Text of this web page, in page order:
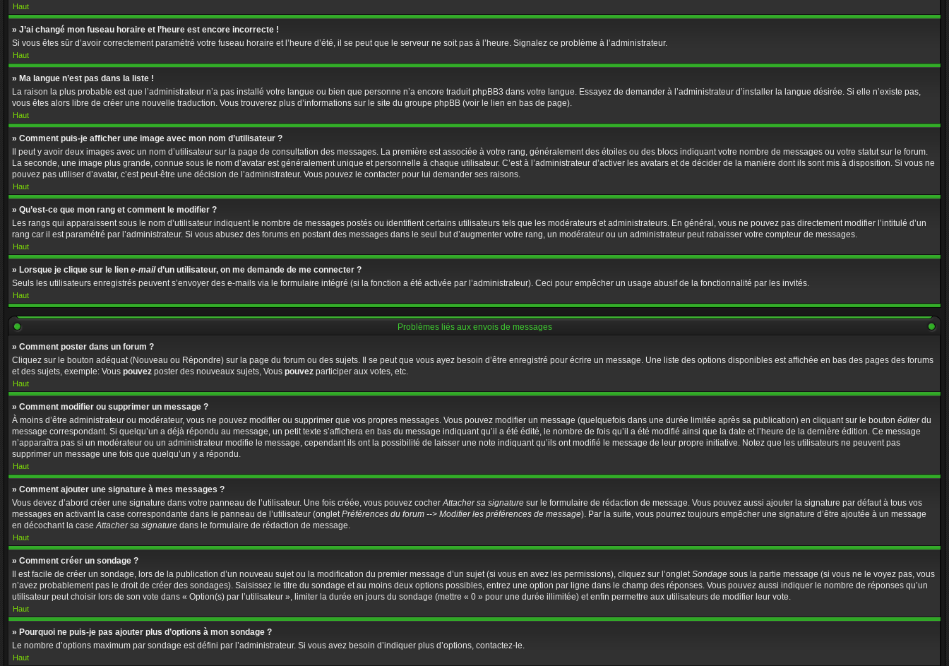
Haut
» J’ai changé mon fuseau horaire et l’heure est encore incorrecte !
Si vous êtes sûr d’avoir correctement paramétré votre fuseau horaire et l’heure d’été, il se peut que le serveur ne soit pas à l’heure. Signalez ce problème à l’administrateur.
Haut
» Ma langue n’est pas dans la liste !
La raison la plus probable est que l’administrateur n’a pas installé votre langue ou bien que personne n’a encore traduit phpBB3 dans votre langue. Essayez de demander à l’administrateur d’installer la langue désirée. Si elle n’existe pas,
vous êtes alors libre de créer une nouvelle traduction. Vous trouverez plus d’informations sur le site du groupe phpBB (voir le lien en bas de page).
Haut
» Comment puis-je afficher une image avec mon nom d’utilisateur ?
Il peut y avoir deux images avec un nom d’utilisateur sur la page de consultation des messages. La première est associée à votre rang, généralement des étoiles ou des blocs indiquant votre nombre de messages ou votre statut sur le forum.
La seconde, une image plus grande, connue sous le nom d’avatar est généralement unique et personnelle à chaque utilisateur. C’est à l’administrateur d’activer les avatars et de décider de la manière dont ils sont mis à disposition. Si vous ne
pouvez pas utiliser d’avatar, c’est peut-être une décision de l’administrateur. Vous pouvez le contacter pour lui demander ses raisons.
Haut
» Qu’est-ce que mon rang et comment le modifier ?
Les rangs qui apparaissent sous le nom d’utilisateur indiquent le nombre de messages postés ou identifient certains utilisateurs tels que les modérateurs et administrateurs. En général, vous ne pouvez pas directement modifier l’intitulé d’un
rang car il est paramétré par l’administrateur. Si vous abusez des forums en postant des messages dans le seul but d’augmenter votre rang, un modérateur ou un administrateur peut rabaisser votre compteur de messages.
Haut
» Lorsque je clique sur le lien e-maild’un utilisateur, on me demande de me connecter ?
Seuls les utilisateurs enregistrés peuvent s’envoyer des e-mails via le formulaire intégré (si la fonction a été activée par l’administrateur). Ceci pour empêcher un usage abusif de la fonctionnalité par les invités.
Haut
Problèmes liés aux envois de messages
» Comment poster dans un forum ?
Cliquez sur le bouton adéquat (Nouveau ou Répondre) sur la page du forum ou des sujets. Il se peut que vous ayez besoin d’être enregistré pour écrire un message. Une liste des options disponibles est affichée en bas des pages des forums
et des sujets, exemple: Vous pouvez poster des nouveaux sujets, Vous pouvez participer aux votes, etc.
Haut
» Comment modifier ou supprimer un message ?
À moins d’être administrateur ou modérateur, vous ne pouvez modifier ou supprimer que vos propres messages. Vous pouvez modifier un message (quelquefois dans une durée limitée après sa publication) en cliquant sur le bouton éditerdu
message correspondant. Si quelqu’un a déjà répondu au message, un petit texte s’affichera en bas du message indiquant qu’il a été édité, le nombre de fois qu’il a été modifié ainsi que la date et l’heure de la dernière édition. Ce message
n’apparaîtra pas si un modérateur ou un administrateur modifie le message, cependant ils ont la possibilité de laisser une note indiquant qu’ils ont modifié le message de leur propre initiative. Notez que les utilisateurs ne peuvent pas
supprimer un message une fois que quelqu’un y a répondu.
Haut
» Comment ajouter une signature à mes messages ?
Vous devez d’abord créer une signature dans votre panneau de l’utilisateur. Une fois créée, vous pouvez cocherAttacher sa signature sur le formulaire de rédaction de message. Vous pouvez aussi ajouter la signature par défaut à tous vos
messages en activant la case correspondante dans le panneau de l’utilisateur (ongletPréférences du forum --> Modifier les préférences de message). Par la suite, vous pourrez toujours empêcher une signature d’être ajoutée à un message
en décochant la caseAttacher sa signature dans le formulaire de rédaction de message.
Haut
» Comment créer un sondage ?
Il est facile de créer un sondage, lors de la publication d’un nouveau sujet ou la modification du premier message d’un sujet (si vous en avez les permissions), cliquez sur l’ongletSondage sous la partie message (si vous ne le voyez pas, vous
n’avez probablement pas le droit de créer des sondages). Saisissez le titre du sondage et au moins deux options possibles, entrez une option par ligne dans le champ des réponses. Vous pouvez aussi indiquer le nombre de réponses qu’un
utilisateur peut choisir lors de son vote dans « Option(s) par l’utilisateur », limiter la durée en jours du sondage (mettre « 0 » pour une durée illimitée) et enfin permettre aux utilisateurs de modifier leur vote.
Haut
» Pourquoi ne puis-je pas ajouter plus d’options à mon sondage ?
Le nombre d’options maximum par sondage est défini par l’administrateur. Si vous avez besoin d’indiquer plus d’options, contactez-le.
Haut